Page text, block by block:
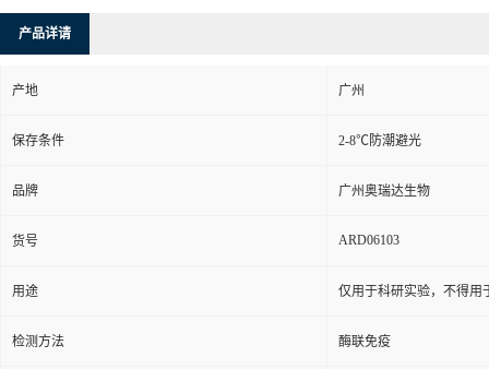
产品详请
产地 广州
保存条件 2-8℃防潮避光
品牌 广州奥瑞达生物
货号 ARD06103
用途 仅用于科研实验，不得用
检测方法 酶联免疫